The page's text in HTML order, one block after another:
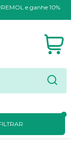
e ganhe 10%